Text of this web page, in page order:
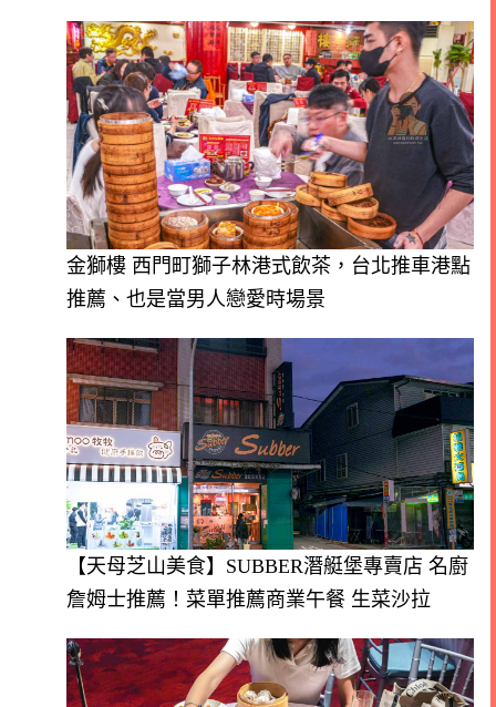
金獅樓 西門町獅子林港式飲茶，台北推車港點
推薦、也是當男人戀愛時場景
【天母芝山美食】SUBBER潛艇堡專賣店 名廚
詹姆士推薦！菜單推薦商業午餐 生菜沙拉